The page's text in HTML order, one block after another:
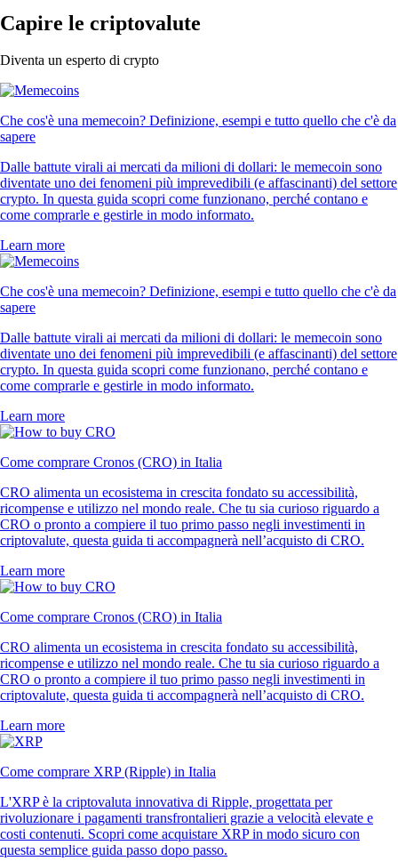
Capire le criptovalute
Diventa un esperto di crypto
Che cos'è una memecoin? Definizione, esempi e tutto quello che c'è da
sapere
Dalle battute virali ai mercati da milioni di dollari: le memecoin sono
diventate uno dei fenomeni più imprevedibili (e affascinanti) del settore
crypto. In questa guida scopri come funzionano, perché contano e
come comprarle e gestirle in modo informato.
Learn more
Che cos'è una memecoin? Definizione, esempi e tutto quello che c'è da
sapere
Dalle battute virali ai mercati da milioni di dollari: le memecoin sono
diventate uno dei fenomeni più imprevedibili (e affascinanti) del settore
crypto. In questa guida scopri come funzionano, perché contano e
come comprarle e gestirle in modo informato.
Learn more
Come comprare Cronos (CRO) in Italia
CRO alimenta un ecosistema in crescita fondato su accessibilità,
ricompense e utilizzo nel mondo reale. Che tu sia curioso riguardo a
CRO o pronto a compiere il tuo primo passo negli investimenti in
criptovalute, questa guida ti accompagnerà nell’acquisto di CRO.
Learn more
Come comprare Cronos (CRO) in Italia
CRO alimenta un ecosistema in crescita fondato su accessibilità,
ricompense e utilizzo nel mondo reale. Che tu sia curioso riguardo a
CRO o pronto a compiere il tuo primo passo negli investimenti in
criptovalute, questa guida ti accompagnerà nell’acquisto di CRO.
Learn more
Come comprare XRP (Ripple) in Italia
L'XRP è la criptovaluta innovativa di Ripple, progettata per
rivoluzionare i pagamenti transfrontalieri grazie a velocità elevate e
costi contenuti. Scopri come acquistare XRP in modo sicuro con
questa semplice guida passo dopo passo.